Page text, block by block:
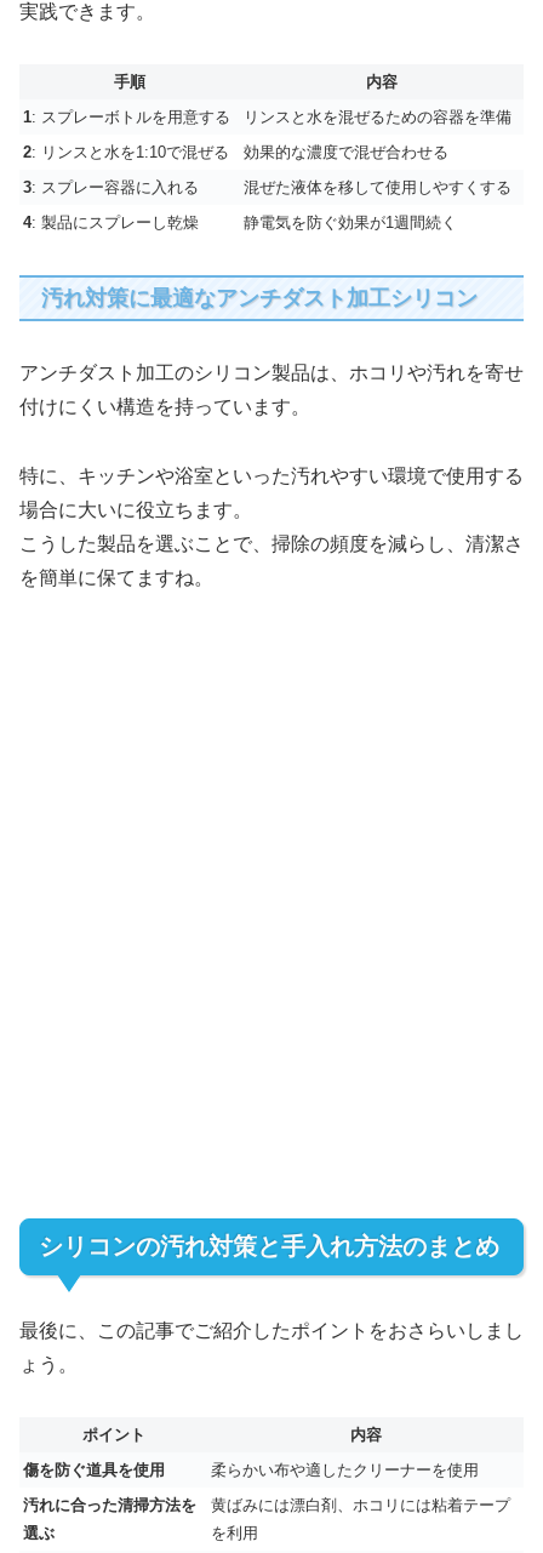
実践できます。
手順
内容
1: スプレーボトルを用意する
リンスと水を混ぜるための容器を準備
2: リンスと水を1:10で混ぜる
効果的な濃度で混ぜ合わせる
3: スプレー容器に入れる
混ぜた液体を移して使用しやすくする
4: 製品にスプレーし乾燥 静電気を防ぐ効果が1週間続く
汚れ対策に最適なアンチダスト加工シリコン
アンチダスト加工のシリコン製品は、ホコリや汚れを寄せ
付けにくい構造を持っています。
特に、キッチンや浴室といった汚れやすい環境で使用する
場合に大いに役立ちます。
こうした製品を選ぶことで、掃除の頻度を減らし、清潔さ
を簡単に保てますね。
シリコンの汚れ対策と手入れ方法のまとめ
最後に、この記事でご紹介したポイントをおさらいしまし
ょう。
ポイント
内容
傷を防ぐ道具を使用
柔らかい布や適したクリーナーを使用
汚れに合った清掃方法を
選ぶ
黄ばみには漂白剤、ホコリには粘着テープ
を利用